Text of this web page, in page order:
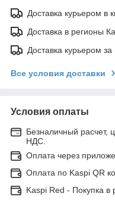
Доставка курьером в
Доставка в регионы
Доставка курьером
Все условия доставки
Условия оплаты
Безналичный расчет,
НДС.
Оплата через
Оплата по Kaspi QR
Kaspi Red - Покупка в